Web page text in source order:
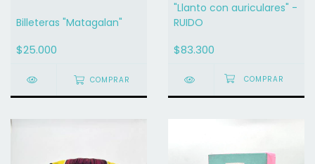
Billeteras "Matagalan"
$25.000
COMPRAR
"Llanto con auriculares" -
RUIDO
$83.300